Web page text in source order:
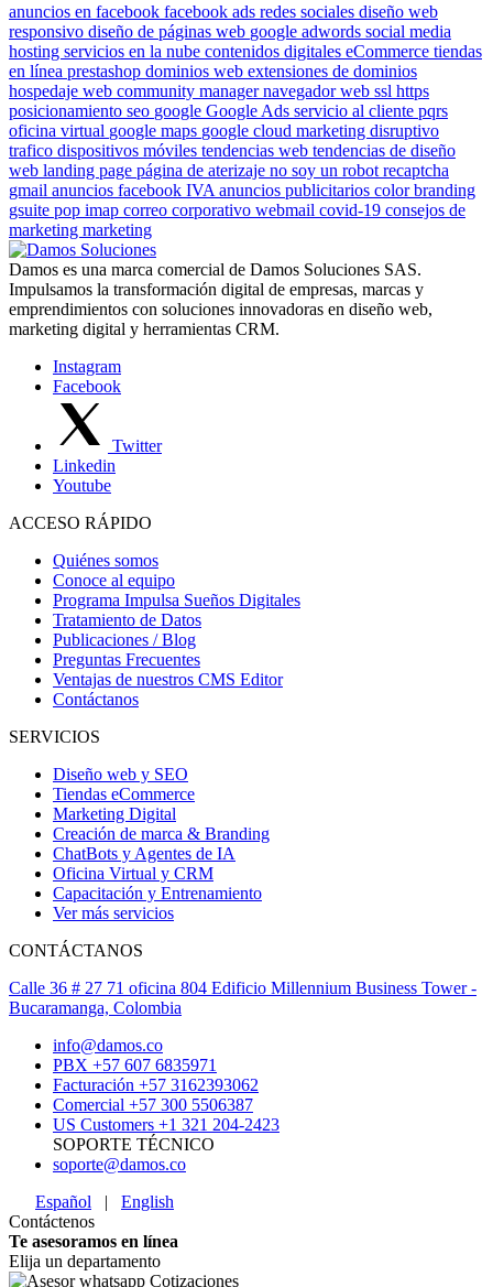
anuncios en facebook facebook ads redes sociales diseño web
responsivo diseño de páginas web google adwords social media
hosting servicios en la nube contenidos digitales eCommerce tiendas
en línea prestashop dominios web extensiones de dominios
hospedaje web community managernavegador web ssl https
posicionamiento seo google Google Ads servicio al cliente pqrs
oficina virtual google maps google cloud marketing disruptivo
trafico dispositivos móviles tendencias web tendencias de diseño
web landing page página de aterizaje no soy un robot recaptcha
gmail anuncios facebook IVA anuncios publicitarios colorbranding
gsuite pop imap correo corporativo webmail covid-19 consejos de
marketing marketing
Damos es una marca comercial de Damos Soluciones SAS.
Impulsamos la transformación digital de empresas, marcas y
emprendimientos con soluciones innovadoras en diseño web,
marketing digital y herramientas CRM.
Instagram
Facebook
Twitter
Linkedin
Youtube
ACCESO RÁPIDO
Quiénes somos
Conoce al equipo
Programa Impulsa Sueños Digitales
Tratamiento de Datos
Publicaciones / Blog
Preguntas Frecuentes
Ventajas de nuestros CMS Editor
Contáctanos
SERVICIOS
Diseño web y SEO
Tiendas eCommerce
Marketing Digital
Creación de marca & Branding
ChatBots y Agentes de IA
Oficina Virtual y CRM
Capacitación y Entrenamiento
Ver más servicios
CONTÁCTANOS
Calle 36 # 27 71 oficina 804 Edificio Millennium Business Tower -
Bucaramanga, Colombia
info@damos.co
PBX +57 607 6835971
Facturación +57 3162393062
Comercial +57 300 5506387
US Customers +1 321 204-2423
SOPORTE TÉCNICO
soporte@damos.co
Español | English
Contáctenos
Te asesoramos en línea
Elija un departamento